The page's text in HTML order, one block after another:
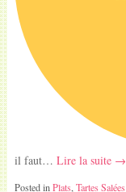
il faut… Lire la suite →
Posted inPlats, Tartes Salées